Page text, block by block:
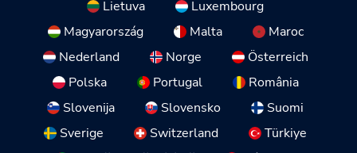
Lietuva
Luxembourg
Magyarország
Malta
Maroc
Nederland
Norge
Österreich
Polska
Portugal
România
Slovenija
Slovensko
Suomi
Sverige
Switzerland
Türkiye